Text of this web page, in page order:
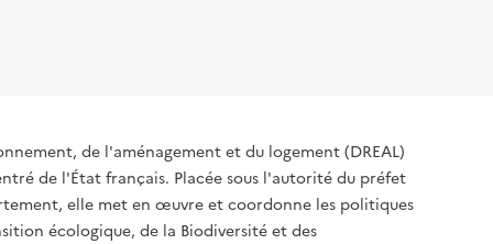
de l'aménagement et du logement (DREAL)
de l'État français. Placée sous l'autorité du préfet
elle met en œuvre et coordonne les politiques
écologique, de la Biodiversité et des